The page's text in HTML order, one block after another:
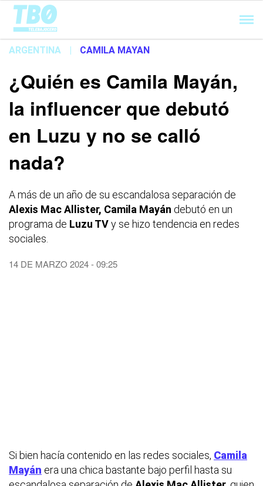
Cargando...
ARGENTINA | CAMILA MAYAN
¿Quién es Camila Mayán,
la influencer que debutó
en Luzu y no se calló
nada?
A más de un año de su escandalosa separación de
Alexis Mac Allister, Camila Mayán debutó en un
programa de Luzu TVy se hizo tendencia en redes
sociales.
14 DE MARZO 2024 - 09:25
Si bien hacía contenido en las redes sociales, Camila
Mayán era una chica bastante bajo perfil hasta su